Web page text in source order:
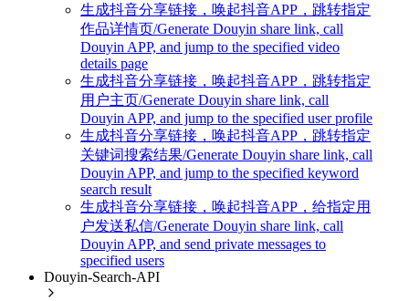
生成抖音分享链接，唤起抖音APP，跳转指定
作品详情页/Generate Douyin share link, call
Douyin APP, and jump to the specified video
details page
生成抖音分享链接，唤起抖音APP，跳转指定
用户主页/Generate Douyin share link, call
Douyin APP, and jump to the specified user profile
生成抖音分享链接，唤起抖音APP，跳转指定
关键词搜索结果/Generate Douyin share link, call
Douyin APP, and jump to the specified keyword
search result
生成抖音分享链接，唤起抖音APP，给指定用
户发送私信/Generate Douyin share link, call
Douyin APP, and send private messages to
specified users
Douyin-Search-API